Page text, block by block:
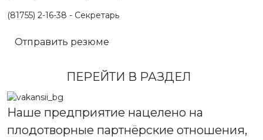
(81755) 2-16-38 - Секретарь
Отправить резюме
ПЕРЕЙТИ В РАЗДЕЛ
Наше предприятие нацелено на
плодотворные партнёрские отношения,